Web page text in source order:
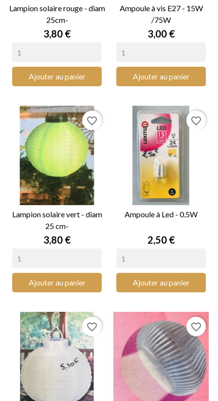
Lampion solaire rouge - diam
25cm-
Prix
3,80 €
Ajouter au panier
Ampoule à vis E27 - 15W
/75W
Prix
3,00 €
Ajouter au panier
Lampion solaire vert - diam
25 cm-
Prix
3,80 €
Ajouter au panier
favorite_border
Ampoule à Led - 0.5W
Prix
2,50 €
Ajouter au panier
favorite_border
favorite_border favorite_border